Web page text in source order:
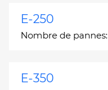
E-250
Nombre de pannes:
E-350